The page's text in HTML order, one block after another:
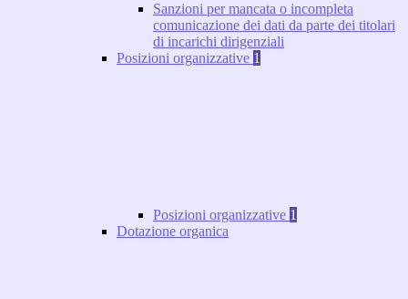
Sanzioni per mancata o incompleta
comunicazione dei dati da parte dei titolari
di incarichi dirigenziali
Posizioni organizzative 1
Posizioni organizzative 1
Dotazione organica